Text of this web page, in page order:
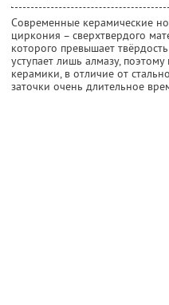
Современные керамические
циркония – сверхтвердого
которого превышает
уступает лишь алмазу,
керамики, в отличие от
заточки очень длительное